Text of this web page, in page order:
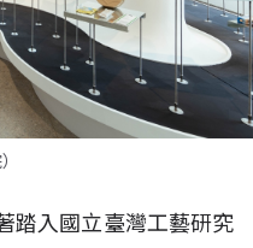
踏入國立臺灣工藝研究